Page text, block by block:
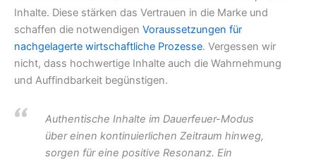
Inhalte. Diese stärken das Vertrauen in die Marke und
schaffen die notwendigen Voraussetzungen für
nachgelagerte wirtschaftliche Prozesse. Vergessen wir
nicht, dass hochwertige Inhalte auch die Wahrnehmung
und Auffindbarkeit begünstigen.
Authentische Inhalte im Dauerfeuer-Modus
über einen kontinuierlichen Zeitraum hinweg,
sorgen für eine positive Resonanz. Ein